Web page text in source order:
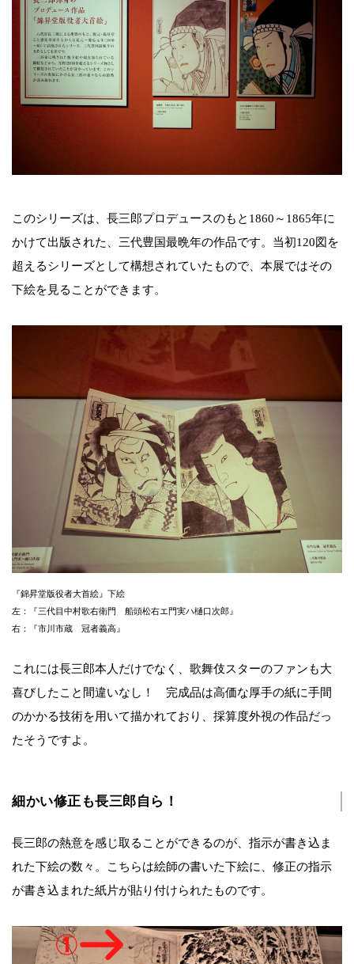
このシリーズは、長三郎プロデュースのもと1860～1865年に
かけて出版された、三代豊国最晩年の作品です。当初120図を
超えるシリーズとして構想されていたもので、本展ではその
下絵を見ることができます。
『錦昇堂版役者大首絵』下絵
左：『三代目中村歌右衛門 船頭松右エ門実ハ樋口次郎』
右：『市川市蔵 冠者義高』
これには長三郎本人だけでなく、歌舞伎スターのファンも大
喜びしたこと間違いなし！ 完成品は高価な厚手の紙に手間
のかかる技術を用いて描かれており、採算度外視の作品だっ
たそうですよ。
細かい修正も長三郎自ら！
長三郎の熱意を感じ取ることができるのが、指示が書き込ま
れた下絵の数々。こちらは絵師の書いた下絵に、修正の指示
が書き込まれた紙片が貼り付けられたものです。